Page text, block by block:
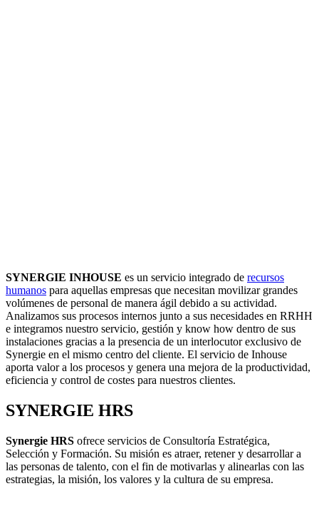
SYNERGIE INHOUSE es un servicio integrado de recursos
humanos para aquellas empresas que necesitan movilizar grandes
volúmenes de personal de manera ágil debido a su actividad.
Analizamos sus procesos internos junto a sus necesidades en RRHH
e integramos nuestro servicio, gestión y know how dentro de sus
instalaciones gracias a la presencia de un interlocutor exclusivo de
Synergie en el mismo centro del cliente. El servicio de Inhouse
aporta valor a los procesos y genera una mejora de la productividad,
eficiencia y control de costes para nuestros clientes.
SYNERGIE HRS
Synergie HRS ofrece servicios de Consultoría Estratégica,
Selección y Formación. Su misión es atraer, retener y desarrollar a
las personas de talento, con el fin de motivarlas y alinearlas con las
estrategias, la misión, los valores y la cultura de su empresa.